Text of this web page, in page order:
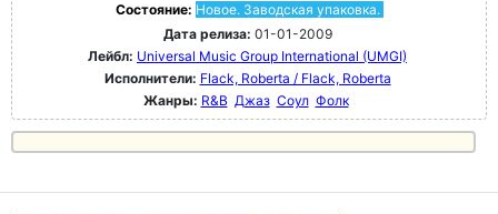
Состояние: Новое. Заводская упаковка.
Дата релиза: 01-01-2009
Лейбл: Universal Music Group International (UMGI)
Исполнители: Flack, Roberta / Flack, Roberta
Жанры: R&B Джаз Соул Фолк